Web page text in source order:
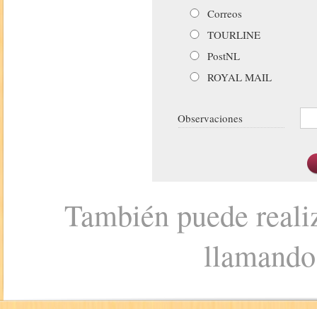
Correos
TOURLINE
PostNL
ROYAL MAIL
Observaciones
También puede